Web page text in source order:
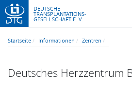
DEUTSCHE
TRANSPLANTATIONS-
GESELLSCHAFT E. V.
Startseite Informationen Zentren
Deutsches Herzzentrum